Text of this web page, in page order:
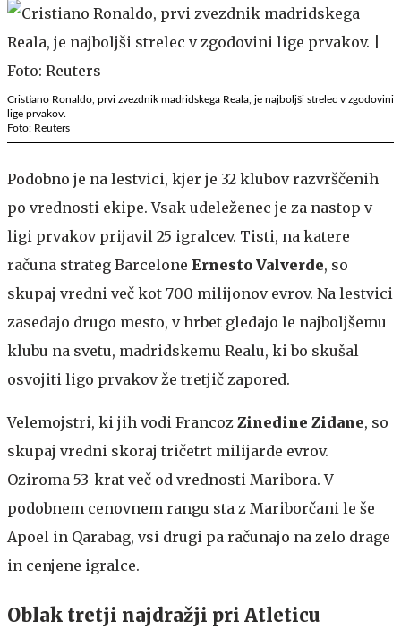
Cristiano Ronaldo, prvi zvezdnik madridskega Reala, je najboljši strelec v zgodovini
lige prvakov.
Foto: Reuters
Podobno je na lestvici, kjer je 32 klubov razvrščenih
po vrednosti ekipe. Vsak udeleženec je za nastop v
ligi prvakov prijavil 25 igralcev. Tisti, na katere
računa strateg Barcelone Ernesto Valverde, so
skupaj vredni več kot 700 milijonov evrov. Na lestvici
zasedajo drugo mesto, v hrbet gledajo le najboljšemu
klubu na svetu, madridskemu Realu, ki bo skušal
osvojiti ligo prvakov že tretjič zapored.
Velemojstri, ki jih vodi Francoz Zinedine Zidane, so
skupaj vredni skoraj tričetrt milijarde evrov.
Oziroma 53-krat več od vrednosti Maribora. V
podobnem cenovnem rangu sta z Mariborčani le še
Apoel in Qarabag, vsi drugi pa računajo na zelo drage
in cenjene igralce.
Oblak tretji najdražji pri Atleticu